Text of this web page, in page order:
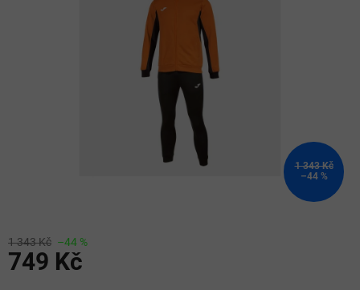
hvězdiček.
1 343 Kč
–44 %
1 343 Kč –44 %
749 Kč